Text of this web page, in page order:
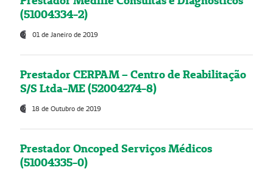
(51004334-2)
01 de Janeiro de 2019
Prestador CERPAM – Centro de Reabilitação
S/S Ltda-ME (52004274-8)
18 de Outubro de 2019
Prestador Oncoped Serviços Médicos
(51004335-0)